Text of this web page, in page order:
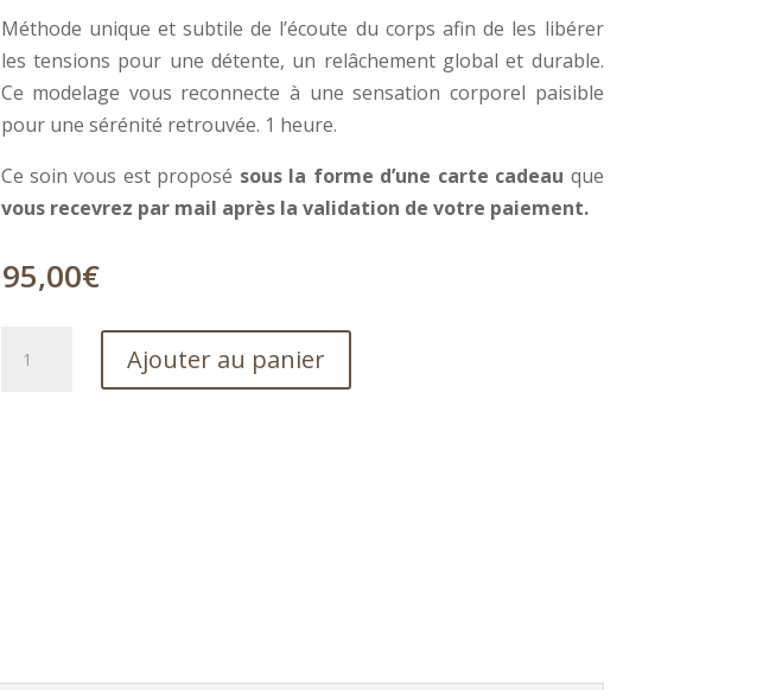
Méthode unique et subtile de l’écoute du corps afin de les libérer
les tensions pour une détente, un relâchement global et durable.
Ce modelage vous reconnecte à une sensation corporel paisible
pour une sérénité retrouvée. 1 heure.
Ce soin vous est proposé sous la forme d’une carte cadeau que
vous recevrez par mail après la validation de votre paiement.
95,00€
Ajouter au panier